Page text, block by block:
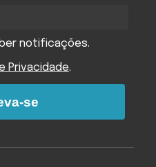
notificações.
Privacidade.
se